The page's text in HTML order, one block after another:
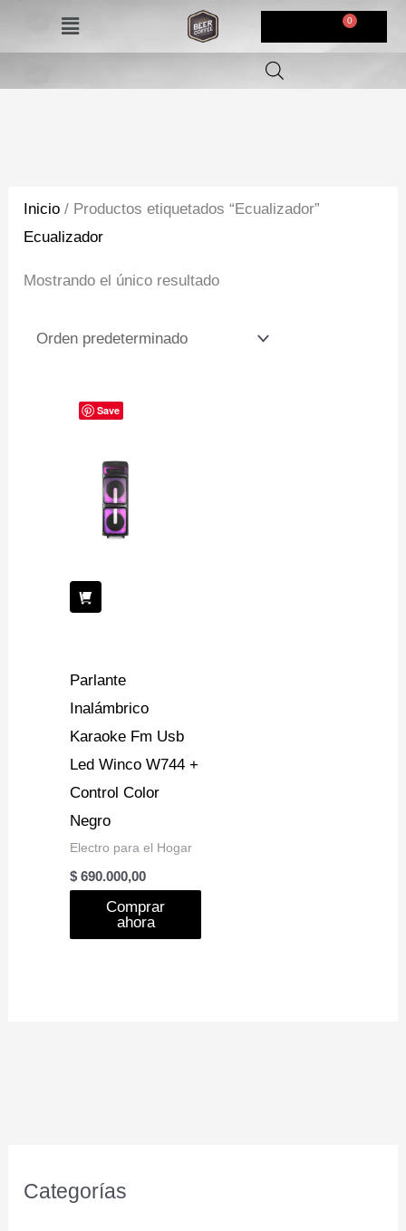
Menú
Categorías
Inicio / Productos etiquetados “Ecualizador”
Ecualizador
Mostrando el único resultado
Save
Parlante
Inalámbrico
Karaoke Fm Usb
Led Winco W744 +
Control Color
Negro
Electro para el Hogar
$ 690.000,00
Comprar
ahora